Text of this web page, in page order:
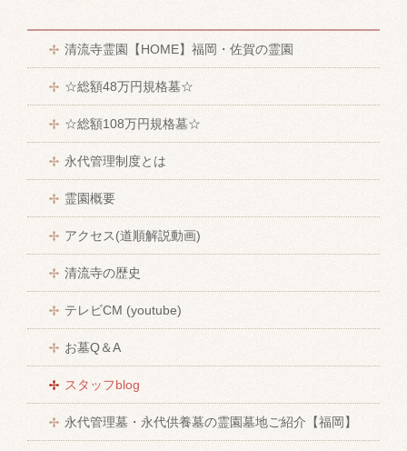
清流寺霊園【HOME】福岡・佐賀の霊園
☆総額48万円規格墓☆
☆総額108万円規格墓☆
永代管理制度とは
霊園概要
アクセス(道順解説動画)
清流寺の歴史
テレビCM (youtube)
お墓Q＆A
スタッフblog
永代管理墓・永代供養墓の霊園墓地ご紹介【福岡】